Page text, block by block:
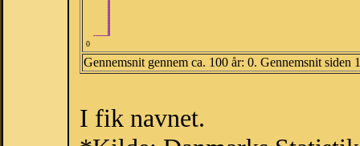
0
Gennemsnit gennem ca. 100 år: 0. Gennemsnit siden
I fik navnet.